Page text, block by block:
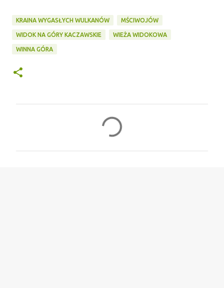
KRAINA WYGASŁYCH WULKANÓW MŚCIWOJÓW
WIDOK NA GÓRY KACZAWSKIE WIEŻA WIDOKOWA
WINNA GÓRA